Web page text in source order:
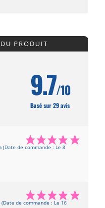
PRODUIT
9.7/10
Basé sur 29 avis
(Date de commande : Le 8
(Date de commande : Le 16